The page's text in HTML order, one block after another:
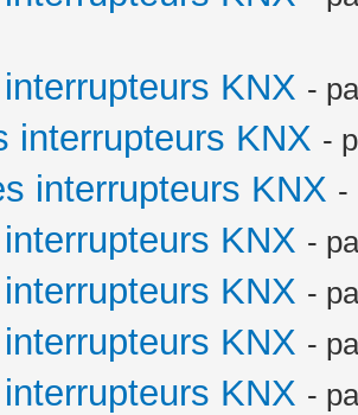
KNX -
interrupteurs KNX -
interrupteurs KNX -
KNX -
KNX -
KNX -
KNX -